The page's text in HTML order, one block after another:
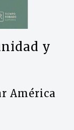
y
América